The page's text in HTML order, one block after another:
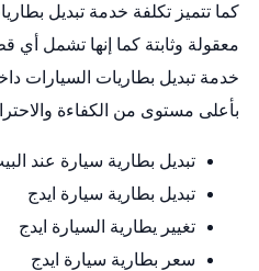
كما تتميز تكلفة خدمة تبديل
معقولة وثابتة كما إنها تشمل أي
خدمة تبديل بطاريات السيارات
بأعلى مستوى من الكفاءة
تبديل بطارية سيارة عند
تبديل بطارية سيارة ايدج
تغيير يطارية السيارة ايدج
سعر بطارية سيارة ايدج